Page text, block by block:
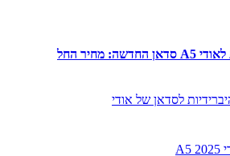
גרסאות היברידיות חדשות לאודי A5 סדאן החדשה: מחיר החל
לסדאן של אודי